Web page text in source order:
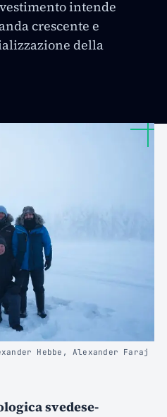
intende
crescente e
della
Hebbe, Alexander Faraj
svedese-